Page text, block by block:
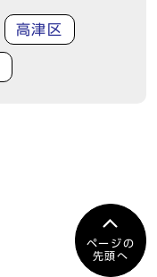
高津区
ページの
先頭へ